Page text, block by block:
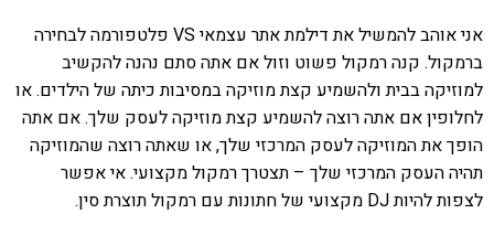
אני אוהב להמשיל את דילמת אתר עצמאי VS פלטפורמה לבחירה
ברמקול. קנה רמקול פשוט וזול אם אתה סתם נהנה להקשיב
למוזיקה בבית ולהשמיע קצת מוזיקה במסיבות כיתה של הילדים. או
לחלופין אם אתה רוצה להשמיע קצת מוזיקה לעסק שלך. אם אתה
הופך את המוזיקה לעסק המרכזי שלך, או שאתה רוצה שהמוזיקה
תהיה העסק המרכזי שלך – תצטרך רמקול מקצועי. אי אפשר
לצפות להיות DJ מקצועי של חתונות עם רמקול תוצרת סין.